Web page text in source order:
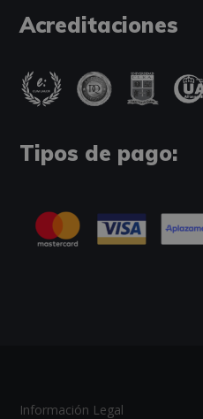
Acreditaciones
Tipos de pago:
Información Legal